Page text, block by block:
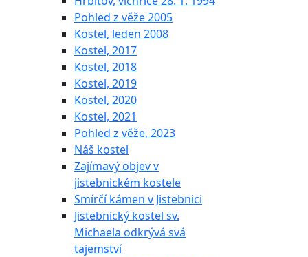
Pohled z věže 2005
Kostel, leden 2008
Kostel, 2017
Kostel, 2018
Kostel, 2019
Kostel, 2020
Kostel, 2021
Pohled z věže, 2023
Náš kostel
Zajímavý objev v
jistebnickém kostele
Smírčí kámen v Jistebnici
Jistebnický kostel sv.
Michaela odkrývá svá
tajemství